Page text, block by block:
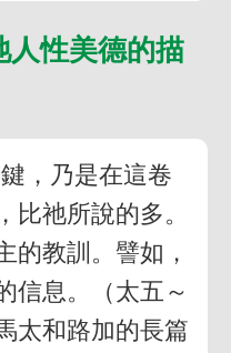
人性美德的描
，乃是在這卷
比祂所說的多。
的教訓。譬如，
信息。（太五～
太和路加的長篇